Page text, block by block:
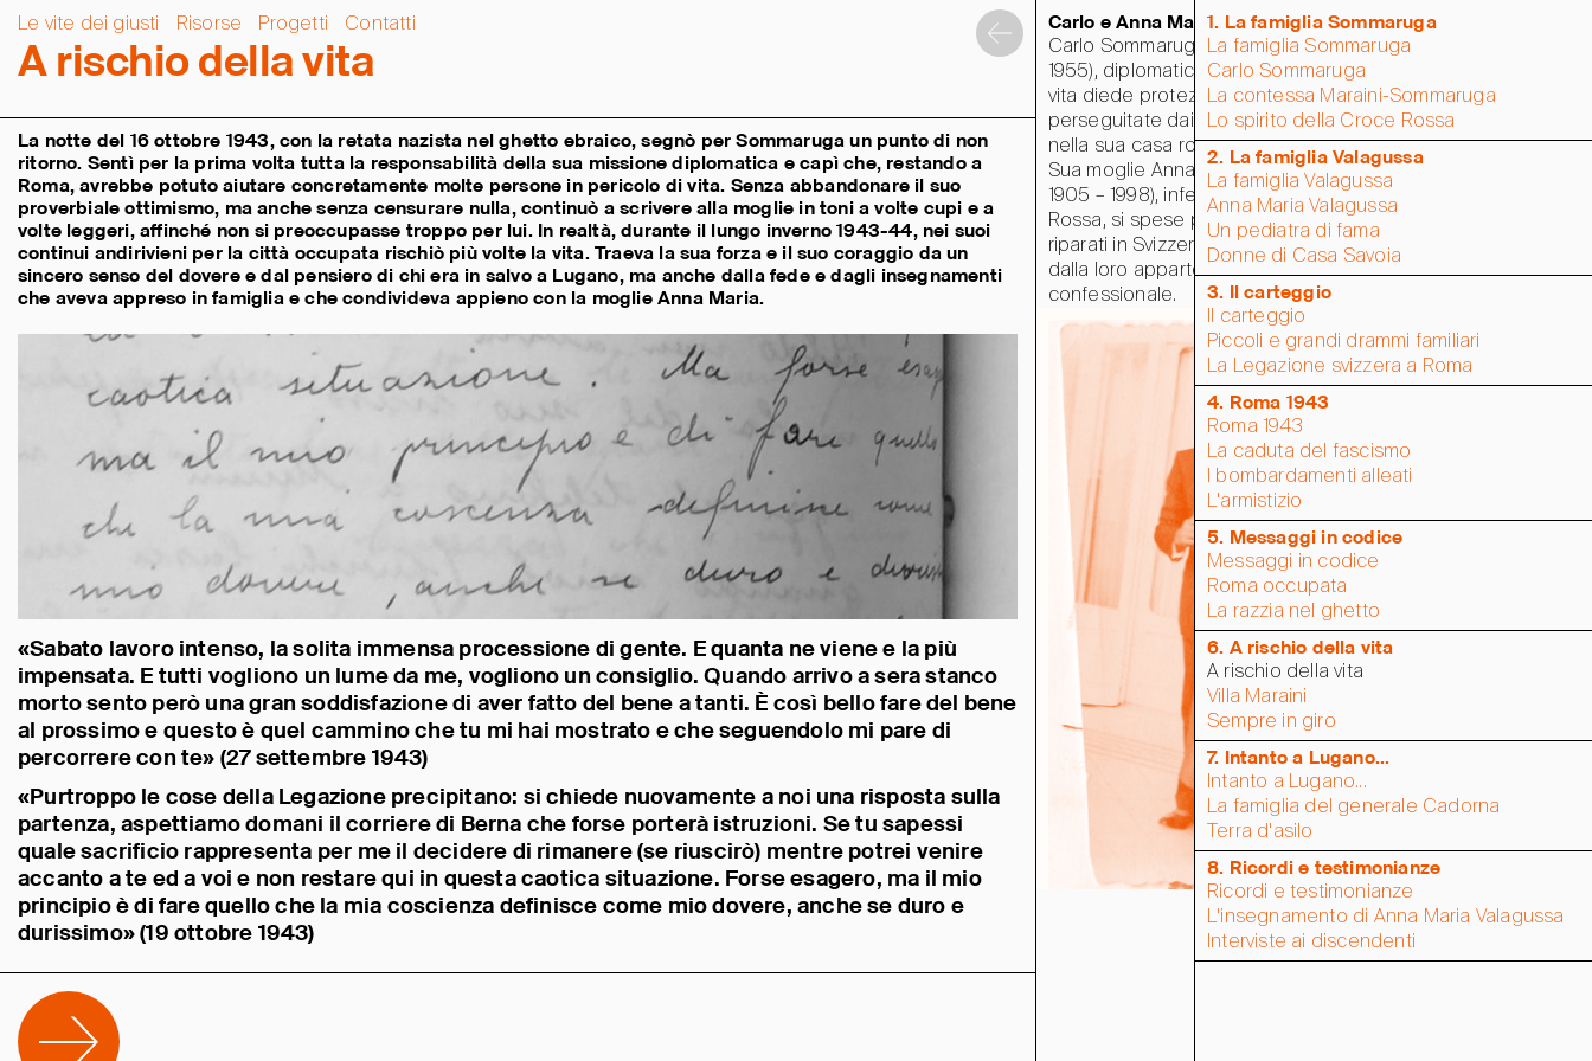
Le vite dei giusti Risorse Progetti Contatti
A rischio della vita
La notte del 16 ottobre 1943, con la retata nazista nel ghetto ebraico, segnò per Sommaruga un punto di non
ritorno. Sentì per la prima volta tutta la responsabilità della sua missione diplomatica e capì che, restando a
Roma, avrebbe potuto aiutare concretamente molte persone in pericolo di vita. Senza abbandonare il suo
proverbiale ottimismo, ma anche senza censurare nulla, continuò a scrivere alla moglie in toni a volte cupi e a
volte leggeri, affinché non si preoccupasse troppo per lui. In realtà, durante il lungo inverno 1943-44, nei suoi
continui andirivieni per la città occupata rischiò più volte la vita. Traeva la sua forza e il suo coraggio da un
sincero senso del dovere e dal pensiero di chi era in salvo a Lugano, ma anche dalla fede e dagli insegnamenti
che aveva appreso in famiglia e che condivideva appieno con la moglie Anna Maria.
«Sabato lavoro intenso, la solita immensa processione di gente. E quanta ne viene e la più
impensata. E tutti vogliono un lume da me, vogliono un consiglio. Quando arrivo a sera stanco
morto sento però una gran soddisfazione di aver fatto del bene a tanti. È così bello fare del bene
al prossimo e questo è quel cammino che tu mi hai mostrato e che seguendolo mi pare di
percorrere con te» (27 settembre 1943)
«Purtroppo le cose della Legazione precipitano: si chiede nuovamente a noi una risposta sulla
partenza, aspettiamo domani il corriere di Berna che forse porterà istruzioni. Se tu sapessi
quale sacrificio rappresenta per me il decidere di rimanere (se riuscirò) mentre potrei venire
accanto a te ed a voi e non restare qui in questa caotica situazione. Forse esagero, ma il mio
principio è di fare quello che la mia coscienza definisce come mio dovere, anche se duro e
durissimo» (19 ottobre 1943)
Carlo e Anna Maria Sommaruga
Carlo Sommaruga (Lugano 1902 – Roma
1955), diplomatico svizzero, a rischio della
vita diede protezione a famiglie ebree
perseguitate dai nazifascisti, ospitandole
nella sua casa romana e a Villa Maraini.
Sua moglie Anna Maria Valagussa (Roma
1905 – 1998), infermiera della Croce
Rossa, si spese per aiutare rifugiati italiani
riparati in Svizzera, indipendentemente
dalla loro appartenenza sociale, politica o
confessionale.
1. La famiglia Sommaruga
La famiglia Sommaruga
Carlo Sommaruga
La contessa Maraini-Sommaruga
Lo spirito della Croce Rossa
2. La famiglia Valagussa
La famiglia Valagussa
Anna Maria Valagussa
Un pediatra di fama
Donne di Casa Savoia
3. Il carteggio
Il carteggio
Piccoli e grandi drammi familiari
La Legazione svizzera a Roma
4. Roma 1943
Roma 1943
La caduta del fascismo
I bombardamenti alleati
L'armistizio
5. Messaggi in codice
Messaggi in codice
Roma occupata
La razzia nel ghetto
6. A rischio della vita
A rischio della vita
Villa Maraini
Sempre in giro
7. Intanto a Lugano...
Intanto a Lugano...
La famiglia del generale Cadorna
Terra d'asilo
8. Ricordi e testimonianze
Ricordi e testimonianze
L'insegnamento di Anna Maria Valagussa
Interviste ai discendenti